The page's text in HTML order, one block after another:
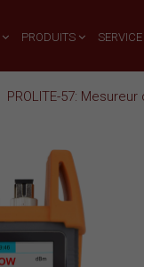
PRODUITS SERVICE
PROLITE-57: